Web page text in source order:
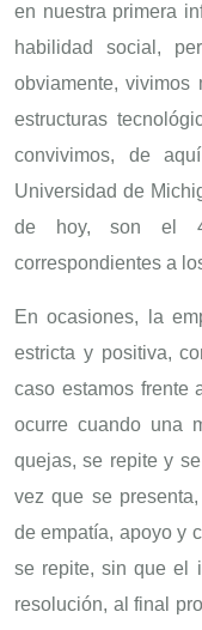
en nuestra primera
habilidad social,
obviamente,
estructuras
convivimos, de
Universidad de
de hoy, son el
correspondientes a
En ocasiones, la
estricta y positiva,
caso estamos frente
ocurre cuando una
quejas, se repite y
vez que se
de empatía, apoyo y
se repite, sin que el
resolución, al final